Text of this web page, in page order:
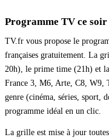
Programme TV ce
TV.fr vous propose le
françaises gratuitement. La
20h), le prime time (21h) et
France 3, M6, Arte, C8, W9,
genre (cinéma, séries, sport,
programme idéal en un clic.
La grille est mise à jour